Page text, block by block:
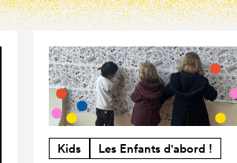
Kids Les Enfants d'abord !